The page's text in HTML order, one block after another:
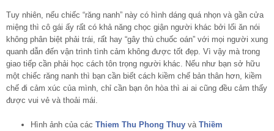
Tuy nhiên, nếu chiếc “răng nanh” này có hình dáng quá nhọn và gần cửa
miệng thì cô gái ấy rất có khả năng chọc giận người khác bởi lối ăn nói
không phân biệt phải trái, rất hay “gây thù chuốc oán” với mọi người xung
quanh dẫn đến vận trình tình cảm không được tốt đẹp. Vì vậy mà trong
giao tiếp cần phải học cách tôn trọng người khác. Nếu như bạn sở hữu
một chiếc răng nanh thì bạn cần biết cách kiềm chế bản thân hơn, kiềm
chế đi cảm xúc của mình, chỉ cần bạn ôn hòa thì ai ai cũng đều cảm thấy
được vui vẻ và thoải mái.
Hình ảnh của các Thiem Thu Phong Thuy và Thiềm